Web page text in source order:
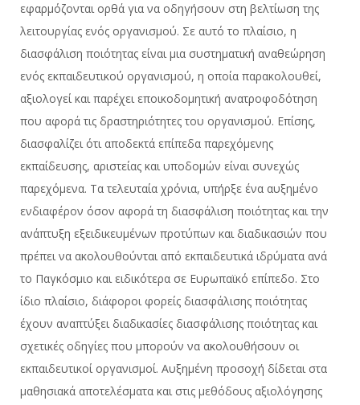
εφαρμόζονται ορθά για να οδηγήσουν στη βελτίωση της
λειτουργίας ενός οργανισμού. Σε αυτό το πλαίσιο, η
διασφάλιση ποιότητας είναι μια συστηματική αναθεώρηση
ενός εκπαιδευτικού οργανισμού, η οποία παρακολουθεί,
αξιολογεί και παρέχει εποικοδομητική ανατροφοδότηση
που αφορά τις δραστηριότητες του οργανισμού. Επίσης,
διασφαλίζει ότι αποδεκτά επίπεδα παρεχόμενης
εκπαίδευσης, αριστείας και υποδομών είναι συνεχώς
παρεχόμενα. Τα τελευταία χρόνια, υπήρξε ένα αυξημένο
ενδιαφέρον όσον αφορά τη διασφάλιση ποιότητας και την
ανάπτυξη εξειδικευμένων προτύπων και διαδικασιών που
πρέπει να ακολουθούνται από εκπαιδευτικά ιδρύματα ανά
το Παγκόσμιο και ειδικότερα σε Ευρωπαϊκό επίπεδο. Στο
ίδιο πλαίσιο, διάφοροι φορείς διασφάλισης ποιότητας
έχουν αναπτύξει διαδικασίες διασφάλισης ποιότητας και
σχετικές οδηγίες που μπορούν να ακολουθήσουν οι
εκπαιδευτικοί οργανισμοί. Αυξημένη προσοχή δίδεται στα
μαθησιακά αποτελέσματα και στις μεθόδους αξιολόγησης